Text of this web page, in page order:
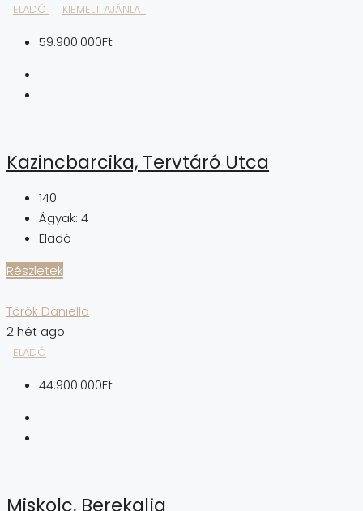
ELADÓ KIEMELT AJÁNLAT
59.900.000Ft
Kazincbarcika, Tervtáró Utca
140
Ágyak: 4
Eladó
Részletek
Török Daniella
2 hét ago
ELADÓ
44.900.000Ft
Miskolc, Berekalja